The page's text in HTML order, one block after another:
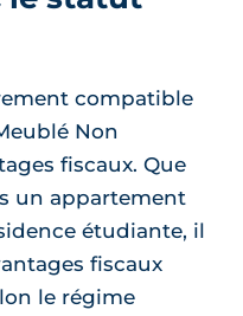
compatible
Non
fiscaux. Que
un appartement
étudiante, il
fiscaux
le régime